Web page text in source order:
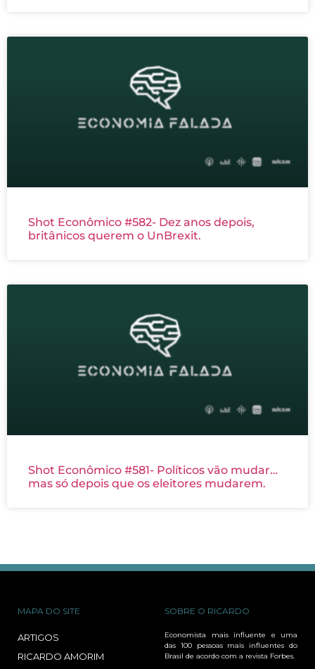
Shot Econômico #582- Dez anos depois,
britânicos querem o UnBrexit.
Shot Econômico #581- Políticos vão mudar…
mas só depois que os eleitores mudarem.
MAPA DO SITE
ARTIGOS
RICARDO AMORIM
SOBRE O RICARDO
Economista mais influente e uma
das 100 pessoas mais influentes do
Brasil de acordo com a revista Forbes.